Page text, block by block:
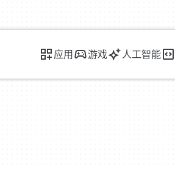
应用 游戏 人工智能